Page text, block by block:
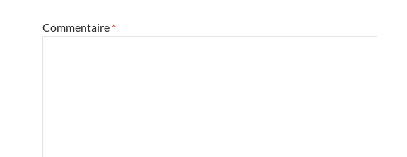
Commentaire *